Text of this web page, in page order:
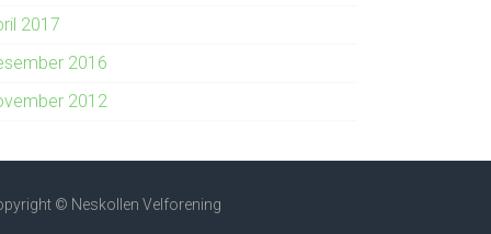
2017
2016
2012
© Neskollen Velforening